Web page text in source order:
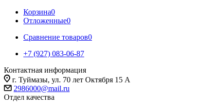
Корзина0
Отложенные0
Сравнение товаров0
+7 (927) 083-06-87
Контактная информация
г. Туймазы, ул. 70 лет Октября 15 А
2986000@mail.ru
Отдел качества